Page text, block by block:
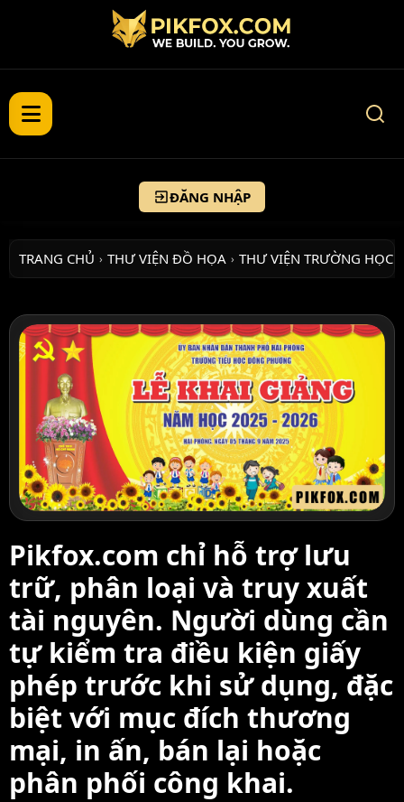
ĐĂNG NHẬP
TRANG CHỦ › THƯ VIỆN ĐỒ HỌA › THƯ VIỆN TRƯỜNG HỌC
Pikfox.com chỉ hỗ trợ lưu
trữ, phân loại và truy xuất
tài nguyên. Người dùng cần
tự kiểm tra điều kiện giấy
phép trước khi sử dụng, đặc
biệt với mục đích thương
mại, in ấn, bán lại hoặc
phân phối công khai.